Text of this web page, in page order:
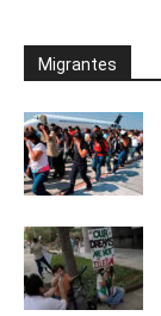
Migrantes